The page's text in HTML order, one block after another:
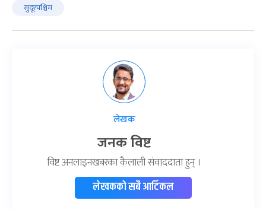
सुदूरपश्चिम
लेखक
जनक विष्ट
विष्ट अनलाइनखबरका कैलाली संवाददाता हुन् ।
लेखकको सबै आर्टिकल